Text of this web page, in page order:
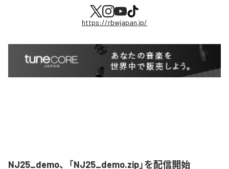
https://rbwjapan.jp/
NJ25_demo、「NJ25_demo.zip」を配信開始